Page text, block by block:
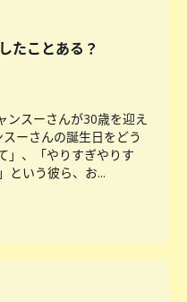
たことある？
ンスーさんが30歳を迎え
ーさんの誕生日をどう
」、「やりすぎやりす
という彼ら、お...